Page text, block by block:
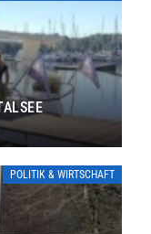
POLITIK & WIRTSCHAFT